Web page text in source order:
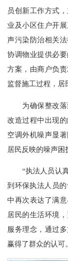
员创新工作方式
业及小区住户开
声污染防治相关
协调物业提供必
方案，由商户负
监督施工过程，居
为确保整改落
改造过程中出现
空调外机噪声显
居民反映的噪声困
“执法人员认真
到环保执法人员
中再次表达了满
居民的生活环境
服务理念，通过
赢得了群众的认可